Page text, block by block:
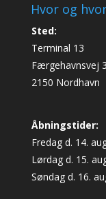
Hvor og
Sted:
Terminal 13
Færgehavnsvej
2150 Nordhavn
Åbningstider:
Fredag d. 14.
Lørdag d. 15.
Søndag d. 16.